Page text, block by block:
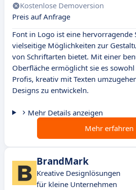
Kostenlose Demoversion
Preis auf Anfrage
Font in Logo ist eine hervorragende
vielseitige Möglichkeiten zur
von Schriftarten bietet. Mit einer
Oberfläche ermöglicht sie es
Profis, kreativ mit Texten
Designs zu entwickeln.
Mehr Details anzeigen
Mehr erfahren
BrandMark
Kreative Designlösungen
für kleine Unternehmen